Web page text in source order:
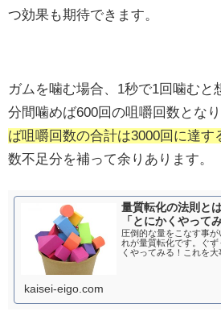
つ効果も期待できます。
ガムを噛む場合、1秒で1回噛むと
分間噛めば600回の咀嚼回数となり
ば咀嚼回数の合計は3000回に達す
数不足分を補って余りあります。
量質転化の法則と
「とにかくやって
圧倒的な量をこなす事
れが量質転化です。ぐ
くやってみる！これを大
kaisei-eigo.com